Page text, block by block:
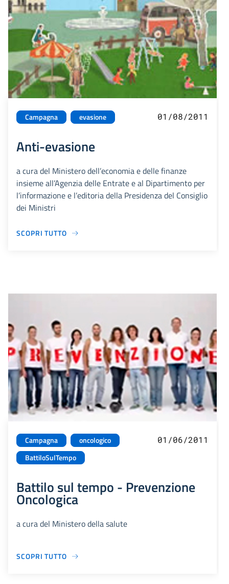
Campagna evasione 01/08/2011
Anti-evasione
a cura del Ministero dell’economia e delle finanze
insieme all’Agenzia delle Entrate e al Dipartimento per
l’informazione e l’editoria della Presidenza del Consiglio
dei Ministri
SCOPRI TUTTO
Campagna
oncologico
BattiloSulTempo
01/06/2011
Battilo sul tempo - Prevenzione
Oncologica
a cura del Ministero della salute
SCOPRI TUTTO